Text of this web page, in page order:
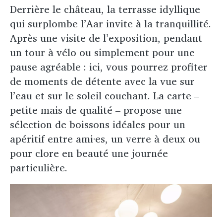
Derrière le château, la terrasse idyllique
qui surplombe l’Aar invite à la tranquillité.
Après une visite de l’exposition, pendant
un tour à vélo ou simplement pour une
pause agréable : ici, vous pourrez profiter
de moments de détente avec la vue sur
l’eau et sur le soleil couchant. La carte –
petite mais de qualité ­– propose une
sélection de boissons idéales pour un
apéritif entre ami·es, un verre à deux ou
pour clore en beauté une journée
particulière.